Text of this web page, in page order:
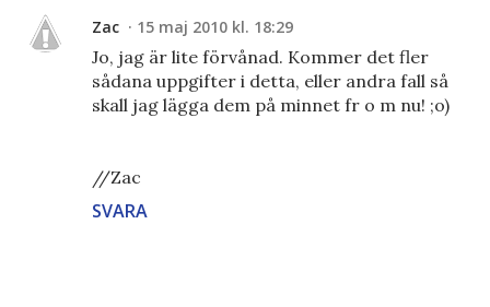
Zac 15 maj 2010 kl. 18:29
Jo, jag är lite förvånad. Kommer det fler
sådana uppgifter i detta, eller andra fall så
skall jag lägga dem på minnet fr o m nu! ;o)
//Zac
SVARA